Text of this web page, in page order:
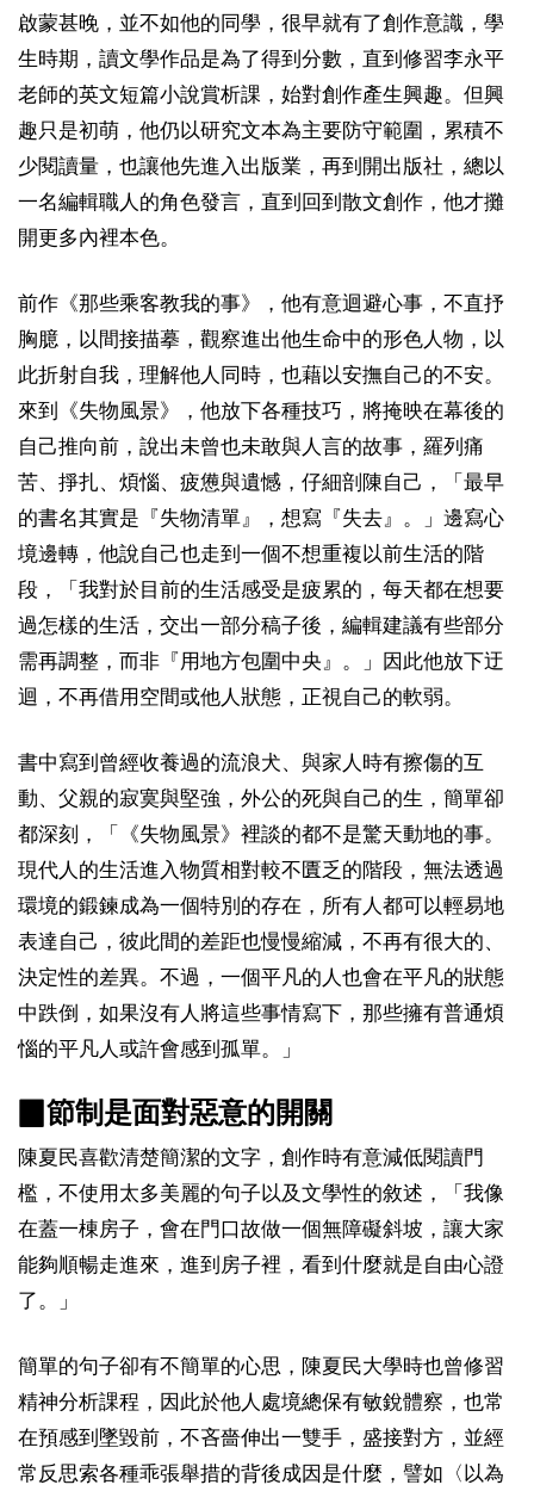
啟蒙甚晚，並不如他的同學，很早就有了創作意識，學
生時期，讀文學作品是為了得到分數，直到修習李永平
老師的英文短篇小說賞析課，始對創作產生興趣。但興
趣只是初萌，他仍以研究文本為主要防守範圍，累積不
少閱讀量，也讓他先進入出版業，再到開出版社，總以
一名編輯職人的角色發言，直到回到散文創作，他才攤
開更多內裡本色。
前作《那些乘客教我的事》，他有意迴避心事，不直抒
胸臆，以間接描摹，觀察進出他生命中的形色人物，以
此折射自我，理解他人同時，也藉以安撫自己的不安。
來到《失物風景》，他放下各種技巧，將掩映在幕後的
自己推向前，說出未曾也未敢與人言的故事，羅列痛
苦、掙扎、煩惱、疲憊與遺憾，仔細剖陳自己，「最早
的書名其實是『失物清單』，想寫『失去』。」邊寫心
境邊轉，他說自己也走到一個不想重複以前生活的階
段，「我對於目前的生活感受是疲累的，每天都在想要
過怎樣的生活，交出一部分稿子後，編輯建議有些部分
需再調整，而非『用地方包圍中央』。」因此他放下迂
迴，不再借用空間或他人狀態，正視自己的軟弱。
書中寫到曾經收養過的流浪犬、與家人時有擦傷的互
動、父親的寂寞與堅強，外公的死與自己的生，簡單卻
都深刻，「《失物風景》裡談的都不是驚天動地的事。
現代人的生活進入物質相對較不匱乏的階段，無法透過
環境的鍛鍊成為一個特別的存在，所有人都可以輕易地
表達自己，彼此間的差距也慢慢縮減，不再有很大的、
決定性的差異。不過，一個平凡的人也會在平凡的狀態
中跌倒，如果沒有人將這些事情寫下，那些擁有普通煩
惱的平凡人或許會感到孤單。」
▉節制是面對惡意的開關
陳夏民喜歡清楚簡潔的文字，創作時有意減低閱讀門
檻，不使用太多美麗的句子以及文學性的敘述，「我像
在蓋一棟房子，會在門口故做一個無障礙斜坡，讓大家
能夠順暢走進來，進到房子裡，看到什麼就是自由心證
了。」
簡單的句子卻有不簡單的心思，陳夏民大學時也曾修習
精神分析課程，因此於他人處境總保有敏銳體察，也常
在預感到墜毀前，不吝嗇伸出一雙手，盛接對方，並經
常反思索各種乖張舉措的背後成因是什麼，譬如〈以為